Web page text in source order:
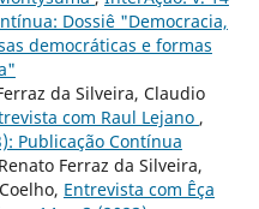
Dossiê "Democracia,
democráticas e formas
da Silveira, Claudio
com Raul Lejano ,
Publicação Contínua
Ferraz da Silveira,
Entrevista com Êça